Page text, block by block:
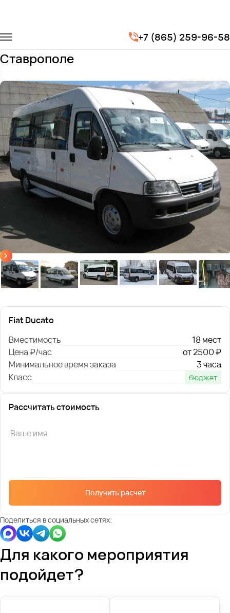
+7 (865) 259-96-58
Микроавтобусы Fiat Ducato
Заказать Fiat Ducato с водителем в
Ставрополе
Fiat Ducato
Вместимость
18 мест
Цена ₽/час
от 2500 ₽
Минимальное время заказа
3 часа
Класс
бюджет
Рассчитать стоимость
Получить расчет
Поделиться в социальных сетях:
Для какого мероприятия
подойдет?